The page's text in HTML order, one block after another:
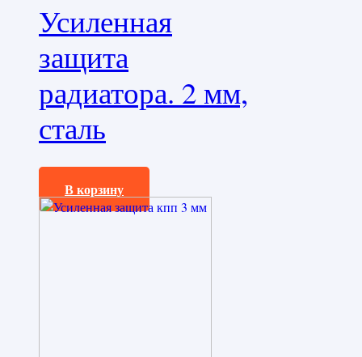
Усиленная
защита
радиатора. 2 мм,
сталь
2500,0₽
В корзину